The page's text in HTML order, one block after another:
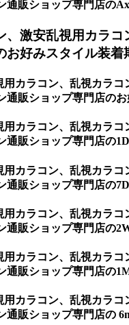
販ショップ専門店の
激安乱視用カラ
お好みスタイル装着
カラコン、乱視カラ
販ショップ専門店の
カラコン、乱視カラ
通販ショップ専門店の
カラコン、乱視カラ
販ショップ専門店の
カラコン、乱視カラ
販ショップ専門店の
カラコン、乱視カラ
通販ショップ専門店の
カラコン、乱視カラ
販ショップ専門店の